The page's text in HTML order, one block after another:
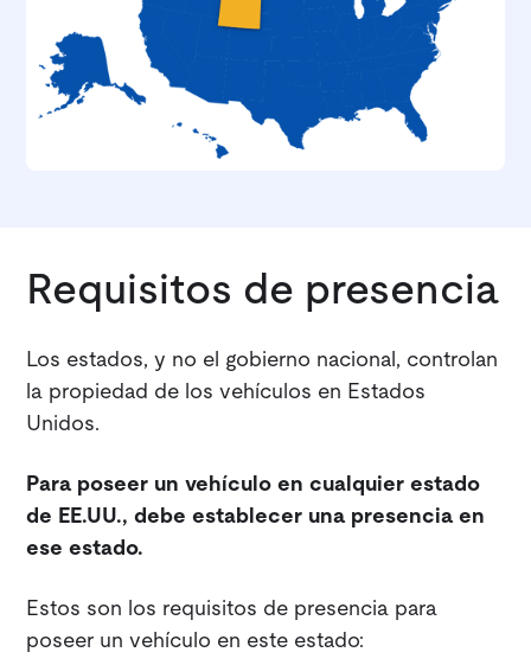
Requisitos de presencia
Los estados, y no el gobierno nacional, controlan
la propiedad de los vehículos en Estados
Unidos.
Para poseer un vehículo en cualquier estado
de EE.UU., debe establecer una presencia en
ese estado.
Estos son los requisitos de presencia para
poseer un vehículo en este estado: